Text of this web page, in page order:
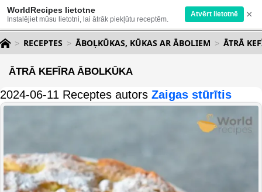
WorldRecipes lietotne
Instalējiet mūsu lietotni, lai ātrāk piekļūtu receptēm.
Atvērt lietotnē ×
RECEPTES ĀBOĻKŪKAS, KŪKAS AR ĀBOLIEM ĀTRĀ
ĀTRĀ KEFĪRA ĀBOLKŪKA
2024-06-11 Receptes autors Zaigas stūrītis